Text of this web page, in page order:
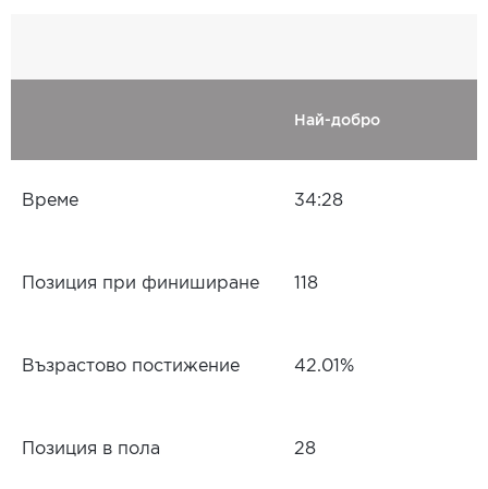
Най-добро
Време 34:28
Позиция при финиширане 118
Възрастово постижение 42.01%
Позиция в пола 28